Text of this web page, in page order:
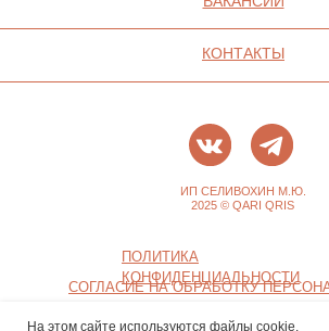
На этом сайте используются файлы cookie.